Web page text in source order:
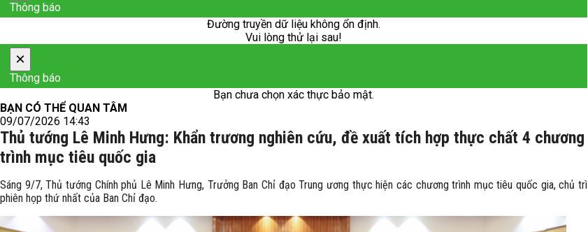
Thông báo
Đường truyền dữ liệu không ổn định.
Vui lòng thử lại sau!
×
Thông báo
Bạn chưa chọn xác thực bảo mật.
BẠN CÓ THỂ QUAN TÂM
09/07/2026 14:43
Thủ tướng Lê Minh Hưng: Khẩn trương nghiên cứu, đề xuất tích hợp thực chất 4 chương
trình mục tiêu quốc gia
Sáng 9/7, Thủ tướng Chính phủ Lê Minh Hưng, Trưởng Ban Chỉ đạo Trung ương thực hiện các chương trình mục tiêu quốc gia, chủ trì
phiên họp thứ nhất của Ban Chỉ đạo.